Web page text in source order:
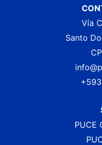
Vía
Santo
PUCE